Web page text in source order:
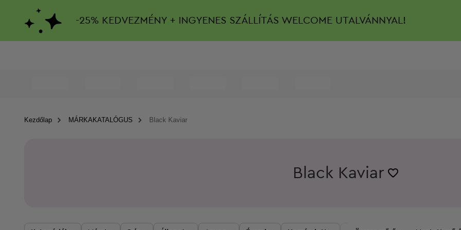
-25% KEDVEZMÉNY + INGYENES SZÁLLÍTÁS WELCOME UTALVÁNNYAL!
Kezdőlap MÁRKAKATALÓGUS Black Kaviar
Black Kaviar